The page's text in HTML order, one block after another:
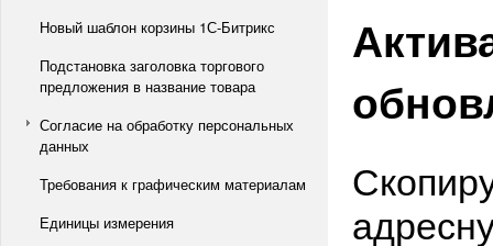
Новый шаблон корзины 1С-Битрикс
Подстановка заголовка торгового
предложения в название товара
Согласие на обработку персональных
данных
Требования к графическим материалам
Единицы измерения